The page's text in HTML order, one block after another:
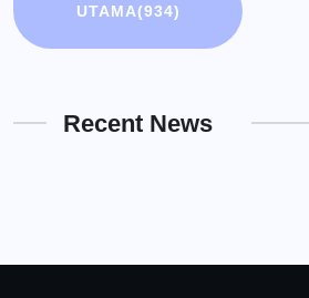
UTAMA(934)
Recent News